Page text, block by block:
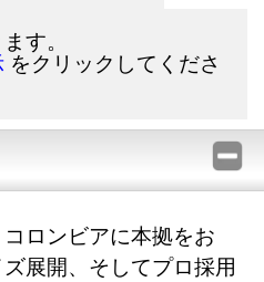
す。
をクリックしてくださ
ロンビアに本拠をお
展開、そしてプロ採用